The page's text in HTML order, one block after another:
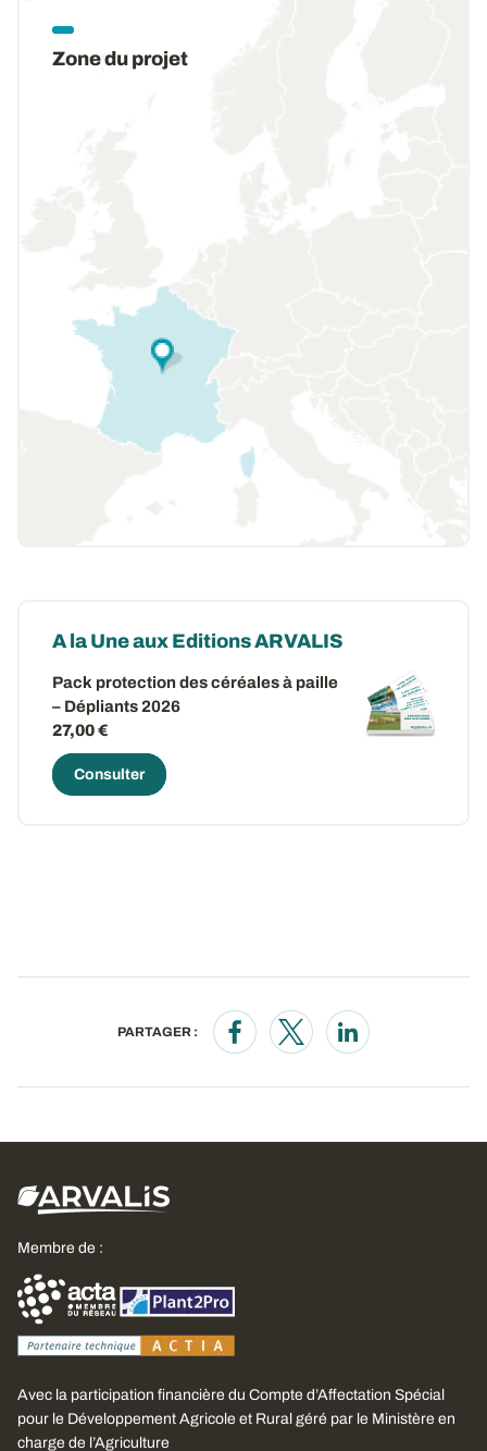
Zone du projet
A la Une aux Editions ARVALIS
Pack protection des céréales à paille
– Dépliants 2026
27,00 €
Consulter
PARTAGER :
Opens in a new window
Opens in a new window
Opens in a new
Membre de :
Avec la participation financière du Compte d’Affectation Spécial
pour le Développement Agricole et Rural géré par le Ministère en
charge de l’Agriculture